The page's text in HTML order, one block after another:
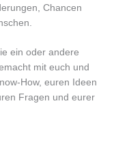
Chancen
ein oder andere
mit euch und
How, euren Ideen
Fragen und eurer